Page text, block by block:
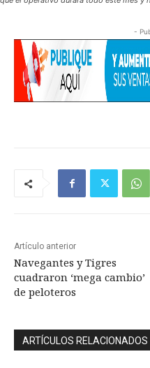
-
Artículo anterior
Navegantes y Tigres
cuadraron ‘mega cambio’
de peloteros
ARTÍCULOS RELACIONADOS